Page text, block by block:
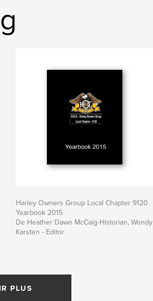
Harley Owners Group Local Chapter 9120
Yearbook 2015
De Heather Dawn McCaig-Historian, Wendy
Karsten - Editor
PLUS